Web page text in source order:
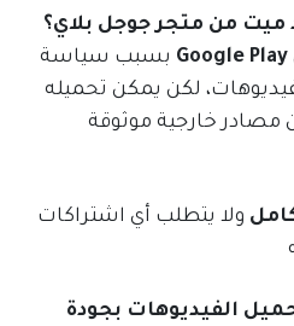
Google Play بسبب سياسة
لكن يمكن تحميله
مصادر خارجية موثوقة
ولا يتطلب أي اشتراكات
الفيديوهات بجودة